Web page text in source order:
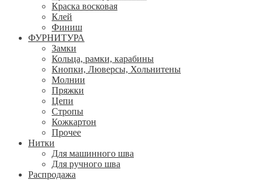
Краска восковая
Клей
Финиш
ФУРНИТУРА
Замки
Кольца, рамки, карабины
Кнопки, Люверсы, Хольнитены
Молнии
Пряжки
Цепи
Стропы
Кожкартон
Прочее
Нитки
Для машинного шва
Для ручного шва
Распродажа